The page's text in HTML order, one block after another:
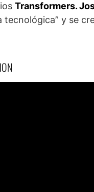
Transformers.
tecnológica” y se